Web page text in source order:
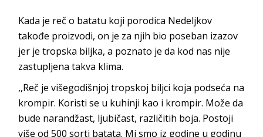
Kada je reč o batatu koji porodica Nedeljkov
takođe proizvodi, on je za njih bio poseban izazov
jer je tropska biljka, a poznato je da kod nas nije
zastupljena takva klima.
,,Reč je višegodišnjoj tropskoj biljci koja podseća na
krompir. Koristi se u kuhinji kao i krompir. Može da
bude narandžast, ljubičast, različitih boja. Postoji
više od 500 sorti batata. Mi smo iz godine u godinu